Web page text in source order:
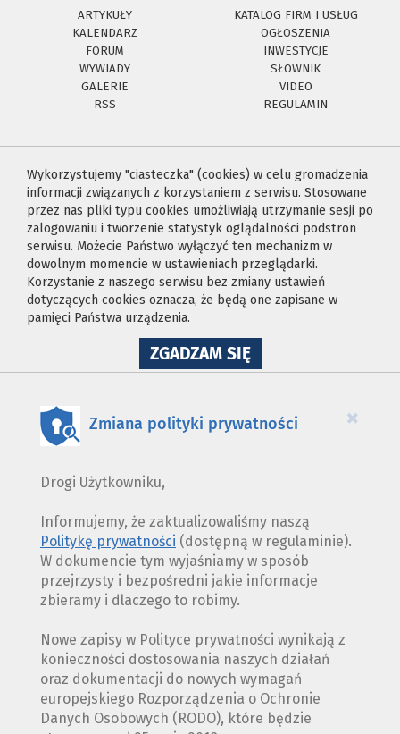
ARTYKUŁY
KATALOG FIRM I USŁUG
KALENDARZ
OGŁOSZENIA
FORUM
INWESTYCJE
WYWIADY
SŁOWNIK
GALERIE
VIDEO
RSS
REGULAMIN
Wykorzystujemy "ciasteczka" (cookies) w celu gromadzenia
informacji związanych z korzystaniem z serwisu. Stosowane
przez nas pliki typu cookies umożliwiają utrzymanie sesji po
zalogowaniu i tworzenie statystyk oglądalności podstron
serwisu. Możecie Państwo wyłączyć ten mechanizm w
dowolnym momencie w ustawieniach przeglądarki.
Korzystanie z naszego serwisu bez zmiany ustawień
dotyczących cookies oznacza, że będą one zapisane w
pamięci Państwa urządzenia.
ZGADZAM SIĘNA
WYKORZYSTANIE
×
Zmiana polityki prywatności
Drogi Użytkowniku,
Informujemy, że zaktualizowaliśmy naszą
Politykę prywatności (dostępną w regulaminie).
W dokumencie tym wyjaśniamy w sposób
przejrzysty i bezpośredni jakie informacje
zbieramy i dlaczego to robimy.
Nowe zapisy w Polityce prywatności wynikają z
konieczności dostosowania naszych działań
oraz dokumentacji do nowych wymagań
europejskiego Rozporządzenia o Ochronie
Danych Osobowych (RODO), które będzie